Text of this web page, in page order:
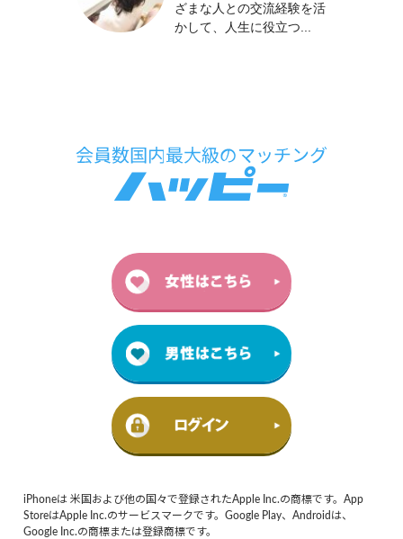
ざまな人との交流経験を活
かして、人生に役立つ...
iPhoneは 米国および他の国々で登録されたApple Inc.の商標です。App
StoreはApple Inc.のサービスマークです。Google Play、Androidは、
Google Inc.の商標または登録商標です。